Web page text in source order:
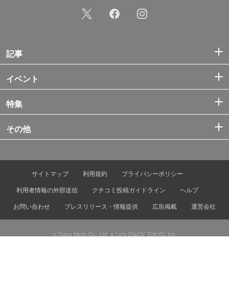
記事
イベント
特集
その他
サイトマップ 利用規約
プライバシーポリシー
利用者情報の外部送信
クチコミ投稿ガイドライン
ヘルプ
お問い合わせ
プレスリリース・情報提供 広告掲載 運営会社
© Tokyo Metro Co., Ltd. & Let’s ENJOY TOKYO, Inc.